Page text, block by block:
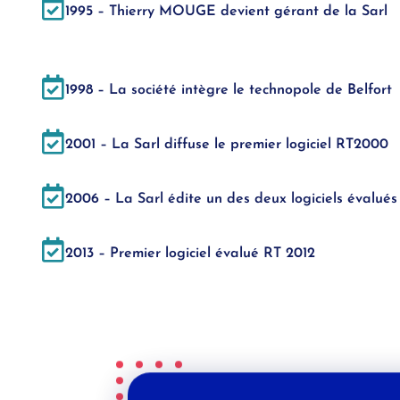
1995 – Thierry MOUGE devient gérant de la Sarl
1998 – La société intègre le technopole de Belfort
2001 – La Sarl diffuse le premier logiciel RT2000
2006 – La Sarl édite un des deux logiciels
2013 – Premier logiciel évalué RT 2012